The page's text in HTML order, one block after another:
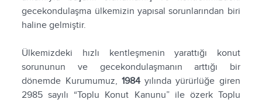
gecekondulaşma ülkemizin yapısal sorunlarından biri
haline gelmiştir.
Ülkemizdeki hızlı kentleşmenin yarattığı konut
sorununun ve gecekondulaşmanın arttığı bir
dönemde Kurumumuz, 1984yılında yürürlüğe giren
2985 sayılı “Toplu Konut Kanunu” ile özerk Toplu